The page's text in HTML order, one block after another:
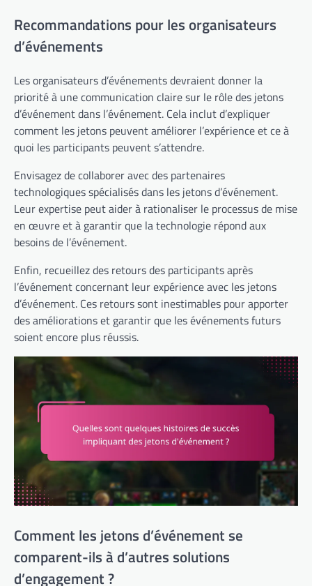
Recommandations pour les organisateurs
d’événements
Les organisateurs d’événements devraient donner la
priorité à une communication claire sur le rôle des jetons
d’événement dans l’événement. Cela inclut d’expliquer
comment les jetons peuvent améliorer l’expérience et ce à
quoi les participants peuvent s’attendre.
Envisagez de collaborer avec des partenaires
technologiques spécialisés dans les jetons d’événement.
Leur expertise peut aider à rationaliser le processus de mise
en œuvre et à garantir que la technologie répond aux
besoins de l’événement.
Enfin, recueillez des retours des participants après
l’événement concernant leur expérience avec les jetons
d’événement. Ces retours sont inestimables pour apporter
des améliorations et garantir que les événements futurs
soient encore plus réussis.
Comment les jetons d’événement se
comparent-ils à d’autres solutions
d’engagement ?